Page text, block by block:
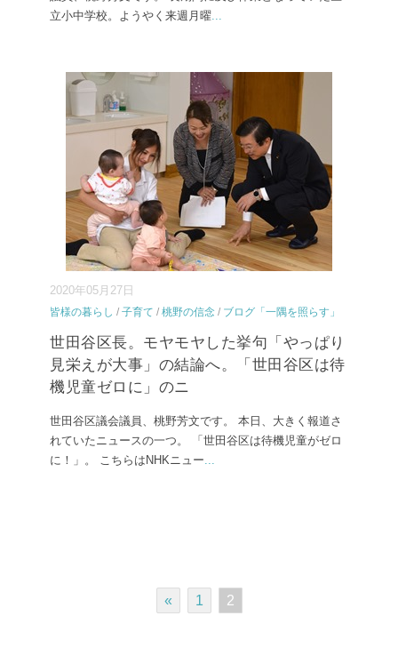
立小中学校。ようやく来週月曜...
2020年05月27日
皆様の暮らし / 子育て / 桃野の信念 / ブログ「一隅を照らす」
世田谷区長。モヤモヤした挙句「やっぱり
見栄えが大事」の結論へ。「世田谷区は待
機児童ゼロに」のニ
世田谷区議会議員、桃野芳文です。 本日、大きく報道さ
れていたニュースの一つ。 「世田谷区は待機児童がゼロ
に！」。 こちらはNHKニュー...
« 1 2